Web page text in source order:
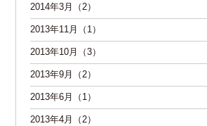
2014年3月（2）
2013年11月（1）
2013年10月（3）
2013年9月（2）
2013年6月（1）
2013年4月（2）